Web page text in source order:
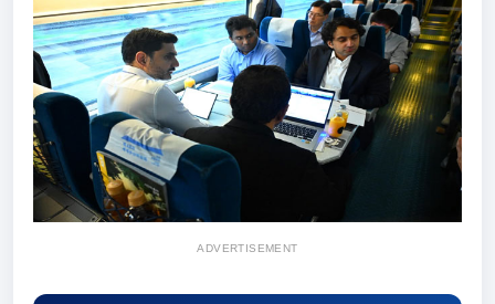
ADVERTISEMENT